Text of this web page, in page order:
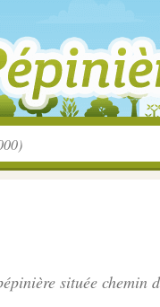
située chemin